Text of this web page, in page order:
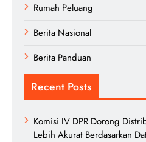
Rumah Peluang
Berita Nasional
Berita Panduan
Recent Posts
Komisi IV DPR Dorong
Lebih Akurat Berdasarkan